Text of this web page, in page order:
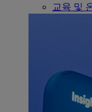
교육 및